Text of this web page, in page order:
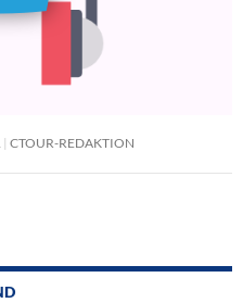
CTOUR-REDAKTION